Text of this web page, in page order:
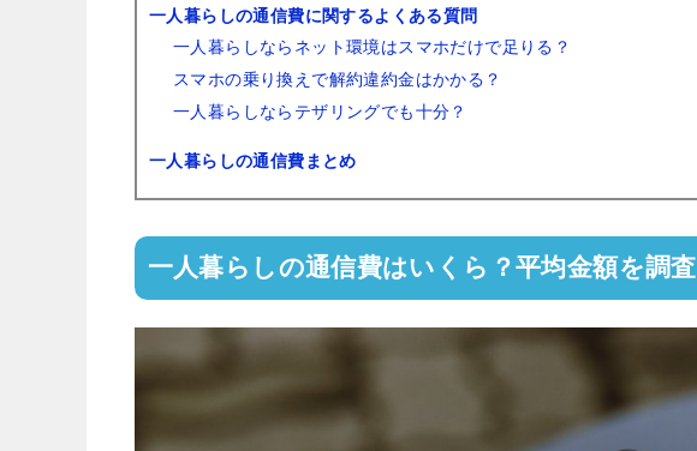
一人暮らしの通信費に関するよくある質問
一人暮らしならネット環境はスマホだけで足りる？
スマホの乗り換えで解約違約金はかかる？
一人暮らしならテザリングでも十分？
一人暮らしの通信費まとめ
一人暮らしの通信費はいくら？平均金額を調査